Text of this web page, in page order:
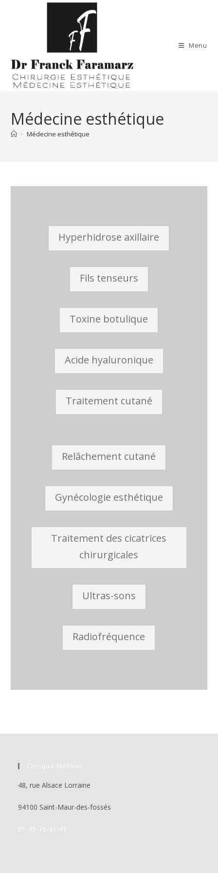
Menu
Médecine esthétique
> Médecine esthétique
Hyperhidrose axillaire
Fils tenseurs
Toxine botulique
Acide hyaluronique
Traitement cutané
Relâchement cutané
Gynécologie esthétique
Traitement des cicatrices
chirurgicales
Ultras-sons
Radiofréquence
Clinique Métivet
48, rue Alsace Lorraine
94100 Saint-Maur-des-fossés
01-49-76-41-41